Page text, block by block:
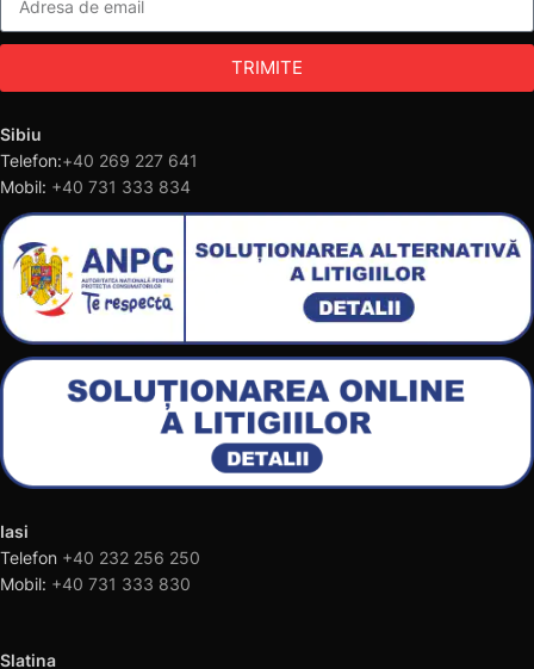
TRIMITE
Sibiu
Telefon:+40 269 227 641
Mobil: +40 731 333 834
Iasi
Telefon +40 232 256 250
Mobil: +40 731 333 830
Slatina